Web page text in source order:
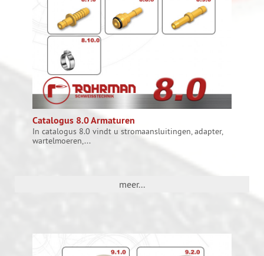
Catalogus 8.0 Armaturen
In catalogus 8.0 vindt u stromaansluitingen, adapter,
wartelmoeren,...
meer...